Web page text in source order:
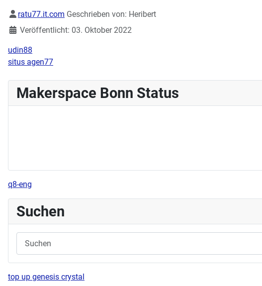
Details
ratu77.it.com Geschrieben von: Heribert
Veröffentlicht: 03. Oktober 2022
udin88
situs agen77
Makerspace Bonn Status
q8-eng
Suchen
top up genesis crystal